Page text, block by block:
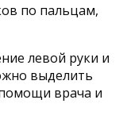
по пальцам,
левой руки и
выделить
врача и